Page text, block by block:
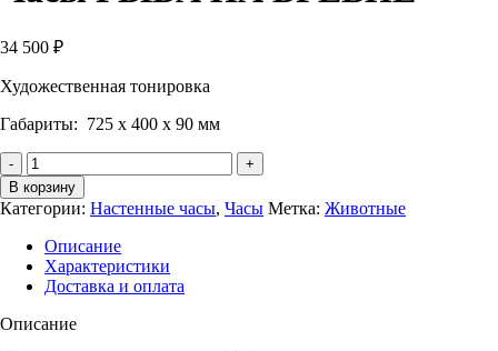
34 500 ₽
Художественная тонировка
Габариты: 725 х 400 х 90 мм
Количество
Часы
РЫБА
НА
БРЕВНЕ
В корзину
Категории: Настенные часы, Часы Метка: Животные
Описание
Характеристики
Доставка и оплата
Описание